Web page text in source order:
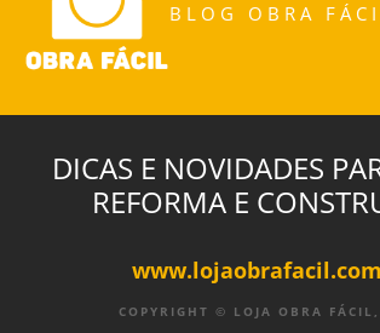
BLOG OBRA
DICAS E NOVIDADES
REFORMA E
COPYRIGHT © LOJA OBRA